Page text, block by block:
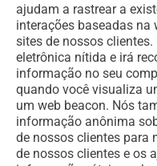
ajudam a rastrear a
interações baseadas na
sites de nossos
eletrônica nítida e irá
informação no seu
quando você visualiza
um web beacon. Nós
informação anônima
de nossos clientes para
de nossos clientes e os